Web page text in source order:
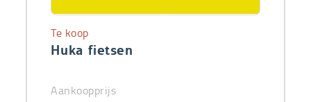
Huka fietsen
Te koop
Aankoopprijs